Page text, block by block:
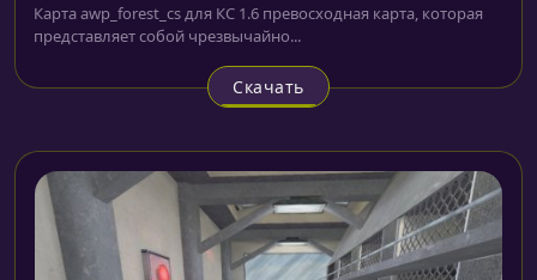
Карта awp_forest_cs для КС 1.6 превосходная карта, которая
представляет собой чрезвычайно...
Скачать